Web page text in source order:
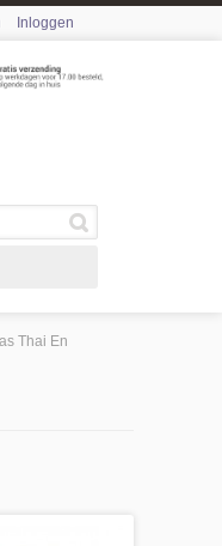
Inloggen
Thai En